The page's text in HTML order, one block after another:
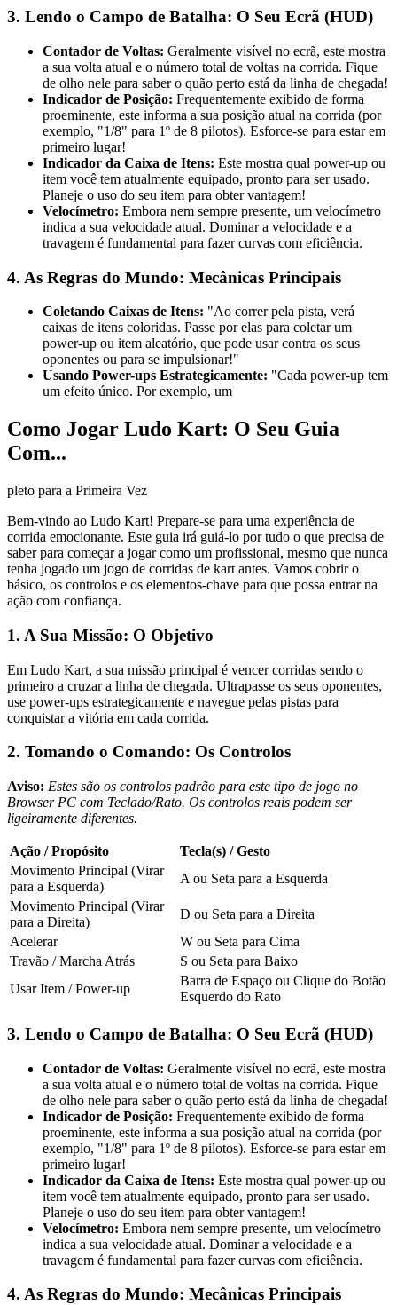
3. Lendo o Campo de Batalha: O Seu Ecrã (HUD)
Contador de Voltas: Geralmente visível no ecrã, este mostra
a sua volta atual e o número total de voltas na corrida. Fique
de olho nele para saber o quão perto está da linha de chegada!
Indicador de Posição: Frequentemente exibido de forma
proeminente, este informa a sua posição atual na corrida (por
exemplo, "1/8" para 1º de 8 pilotos). Esforce-se para estar em
primeiro lugar!
Indicador da Caixa de Itens: Este mostra qual power-up ou
item você tem atualmente equipado, pronto para ser usado.
Planeje o uso do seu item para obter vantagem!
Velocímetro: Embora nem sempre presente, um velocímetro
indica a sua velocidade atual. Dominar a velocidade e a
travagem é fundamental para fazer curvas com eficiência.
4. As Regras do Mundo: Mecânicas Principais
Coletando Caixas de Itens: "Ao correr pela pista, verá
caixas de itens coloridas. Passe por elas para coletar um
power-up ou item aleatório, que pode usar contra os seus
oponentes ou para se impulsionar!"
Usando Power-ups Estrategicamente: "Cada power-up tem
um efeito único. Por exemplo, um
Como Jogar Ludo Kart: O Seu Guia
Com...
pleto para a Primeira Vez
Bem-vindo ao Ludo Kart! Prepare-se para uma experiência de
corrida emocionante. Este guia irá guiá-lo por tudo o que precisa de
saber para começar a jogar como um profissional, mesmo que nunca
tenha jogado um jogo de corridas de kart antes. Vamos cobrir o
básico, os controlos e os elementos-chave para que possa entrar na
ação com confiança.
1. A Sua Missão: O Objetivo
Em Ludo Kart, a sua missão principal é vencer corridas sendo o
primeiro a cruzar a linha de chegada. Ultrapasse os seus oponentes,
use power-ups estrategicamente e navegue pelas pistas para
conquistar a vitória em cada corrida.
2. Tomando o Comando: Os Controlos
Aviso: Estes são os controlos padrão para este tipo de jogo no
Browser PC com Teclado/Rato. Os controlos reais podem ser
ligeiramente diferentes.
Ação / Propósito
Tecla(s) / Gesto
Movimento Principal (Virar
para a Esquerda)
A ou Seta para a Esquerda
Movimento Principal (Virar
para a Direita)
D ou Seta para a Direita
Acelerar
W ou Seta para Cima
Travão / Marcha Atrás
S ou Seta para Baixo
Usar Item / Power-up
Barra de Espaço ou Clique do Botão
Esquerdo do Rato
3. Lendo o Campo de Batalha: O Seu Ecrã (HUD)
Contador de Voltas: Geralmente visível no ecrã, este mostra
a sua volta atual e o número total de voltas na corrida. Fique
de olho nele para saber o quão perto está da linha de chegada!
Indicador de Posição: Frequentemente exibido de forma
proeminente, este informa a sua posição atual na corrida (por
exemplo, "1/8" para 1º de 8 pilotos). Esforce-se para estar em
primeiro lugar!
Indicador da Caixa de Itens: Este mostra qual power-up ou
item você tem atualmente equipado, pronto para ser usado.
Planeje o uso do seu item para obter vantagem!
Velocímetro: Embora nem sempre presente, um velocímetro
indica a sua velocidade atual. Dominar a velocidade e a
travagem é fundamental para fazer curvas com eficiência.
4. As Regras do Mundo: Mecânicas Principais